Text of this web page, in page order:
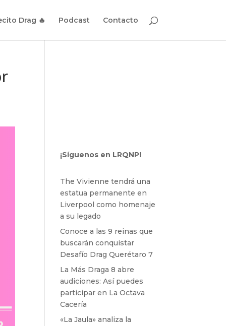
Drag 🔥 Podcast Contacto
¡Síguenos en LRQNP!
The Vivienne tendrá una
estatua permanente en
Liverpool como homenaje
a su legado
Conoce a las 9 reinas que
buscarán conquistar
Desafío Drag Querétaro 7
La Más Draga 8 abre
audiciones: Así puedes
participar en La Octava
Cacería
«La Jaula» analiza la